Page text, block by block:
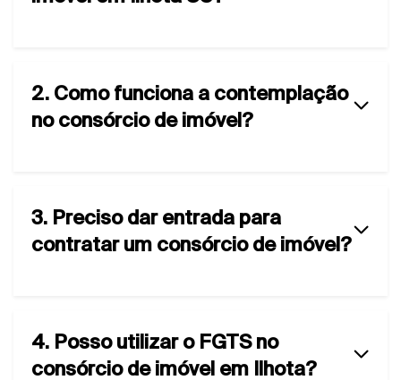
2. Como funciona a contemplação
no consórcio de imóvel?
3. Preciso dar entrada para
contratar um consórcio de imóvel?
4. Posso utilizar o FGTS no
consórcio de imóvel em Ilhota?